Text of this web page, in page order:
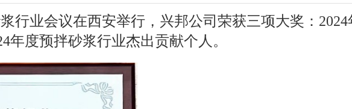
行业会议在西安举行，兴邦公司荣获三项大奖：2024
年度预拌砂浆行业杰出贡献个人。